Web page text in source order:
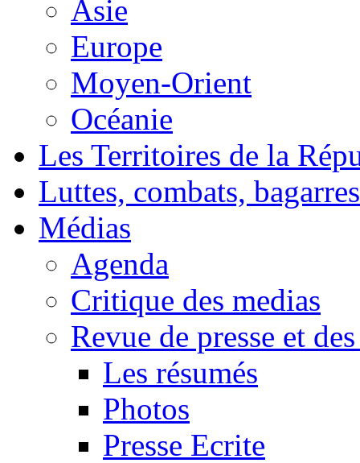
Asie
Europe
Moyen-Orient
Océanie
Les Territoires de la
Luttes, combats, bagarres
Médias
Agenda
Critique des medias
Revue de presse et
Les résumés
Photos
Presse Ecrite